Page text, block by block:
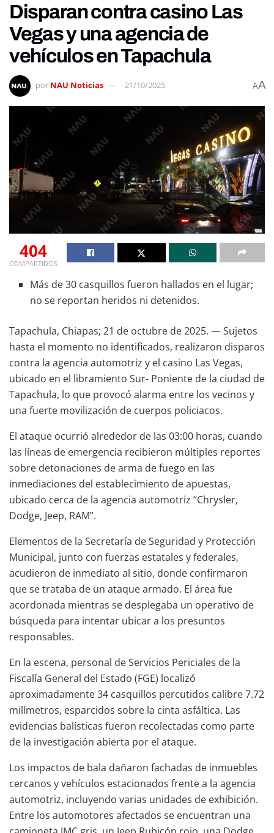
Disparan contra casino Las
Vegas y una agencia de
vehículos en Tapachula
por NAU Noticias 21/10/2025 AA
404
COMPARTIDOS
Más de 30 casquillos fueron hallados en el lugar;
no se reportan heridos ni detenidos.
Tapachula, Chiapas; 21 de octubre de 2025. — Sujetos
hasta el momento no identificados, realizaron disparos
contra la agencia automotriz y el casino Las Vegas,
ubicado en el libramiento Sur- Poniente de la ciudad de
Tapachula, lo que provocó alarma entre los vecinos y
una fuerte movilización de cuerpos policiacos.
El ataque ocurrió alrededor de las 03:00 horas, cuando
las líneas de emergencia recibieron múltiples reportes
sobre detonaciones de arma de fuego en las
inmediaciones del establecimiento de apuestas,
ubicado cerca de la agencia automotriz “Chrysler,
Dodge, Jeep, RAM”.
Elementos de la Secretaría de Seguridad y Protección
Municipal, junto con fuerzas estatales y federales,
acudieron de inmediato al sitio, donde confirmaron
que se trataba de un ataque armado. El área fue
acordonada mientras se desplegaba un operativo de
búsqueda para intentar ubicar a los presuntos
responsables.
En la escena, personal de Servicios Periciales de la
Fiscalía General del Estado (FGE) localizó
aproximadamente 34 casquillos percutidos calibre 7.72
milímetros, esparcidos sobre la cinta asfáltica. Las
evidencias balísticas fueron recolectadas como parte
de la investigación abierta por el ataque.
Los impactos de bala dañaron fachadas de inmuebles
cercanos y vehículos estacionados frente a la agencia
automotriz, incluyendo varias unidades de exhibición.
Entre los automotores afectados se encuentran una